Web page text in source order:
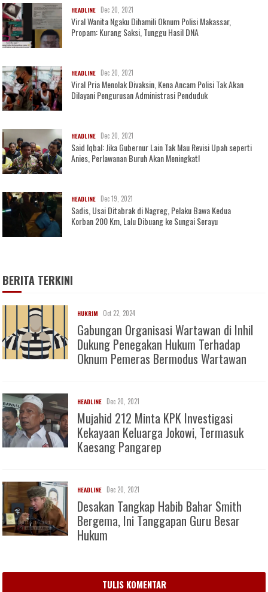
HEADLINE Dec 20, 2021
Viral Wanita Ngaku Dihamili Oknum Polisi Makassar,
Propam: Kurang Saksi, Tunggu Hasil DNA
HEADLINE Dec 20, 2021
Viral Pria Menolak Divaksin, Kena Ancam Polisi Tak Akan
Dilayani Pengurusan Administrasi Penduduk
HEADLINE Dec 20, 2021
Said Iqbal: Jika Gubernur Lain Tak Mau Revisi Upah seperti
Anies, Perlawanan Buruh Akan Meningkat!
HEADLINE Dec 19, 2021
Sadis, Usai Ditabrak di Nagreg, Pelaku Bawa Kedua
Korban 200 Km, Lalu Dibuang ke Sungai Serayu
BERITA TERKINI
HUKRIM Oct 22, 2024
Gabungan Organisasi Wartawan di Inhil
Dukung Penegakan Hukum Terhadap
Oknum Pemeras Bermodus Wartawan
HEADLINE Dec 20, 2021
Mujahid 212 Minta KPK Investigasi
Kekayaan Keluarga Jokowi, Termasuk
Kaesang Pangarep
HEADLINE Dec 20, 2021
Desakan Tangkap Habib Bahar Smith
Bergema, Ini Tanggapan Guru Besar
Hukum
TULIS KOMENTAR